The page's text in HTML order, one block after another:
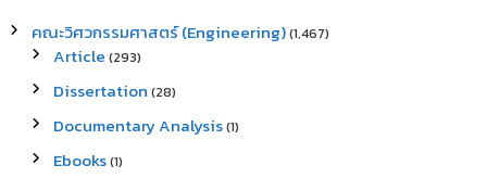
คณะวิศวกรรมศาสตร์ (Engineering)(1,467)
Article (293)
Dissertation (28)
Documentary Analysis(1)
Ebooks(1)